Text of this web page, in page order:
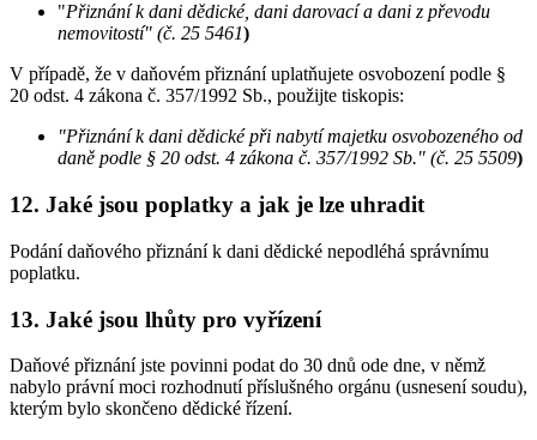
"Přiznání k dani dědické, dani darovací a dani z převodu
nemovitostí" (č. 25 5461)
V případě, že v daňovém přiznání uplatňujete osvobození podle §
20 odst. 4 zákona č. 357/1992 Sb., použijte tiskopis:
"Přiznání k dani dědické při nabytí majetku osvobozeného od
daně podle § 20 odst. 4 zákona č. 357/1992 Sb." (č. 25 5509)
12. Jaké jsou poplatky a jak je lze uhradit
Podání daňového přiznání k dani dědické nepodléhá správnímu
poplatku.
13. Jaké jsou lhůty pro vyřízení
Daňové přiznání jste povinni podat do 30 dnů ode dne, v němž
nabylo právní moci rozhodnutí příslušného orgánu (usnesení soudu),
kterým bylo skončeno dědické řízení.